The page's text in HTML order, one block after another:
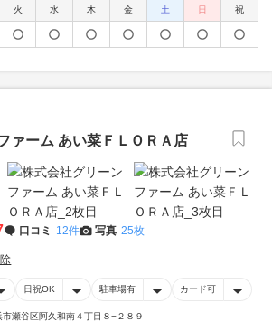
火 水 木 金 土 日 祝
ァーム あい菜ＦＬＯＲＡ店
口コミ 12件 写真 25枚
日祝OK 駐車場有 カード可
瀬谷区阿久和南４丁目８−２８９